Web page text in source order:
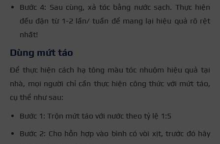
Bước 4: Sau cùng, xả tóc bằng nước sạch. Thực hiện
đều đặn từ 1-2 lần/ tuần để mang lại hiệu quả rõ rệt
nhất!
Dùng mứt táo
Để thực hiện cách hạ tông màu tóc nhuộm hiệu quả tại
nhà, mọi người chỉ cần thực hiện công thức với mứt táo,
cụ thể như sau:
Bước 1: Trộn mứt táo với nước theo tỷ lệ 1:5
Bước 2: Cho hỗn hợp vào bình có vòi xịt, trước đó hãy